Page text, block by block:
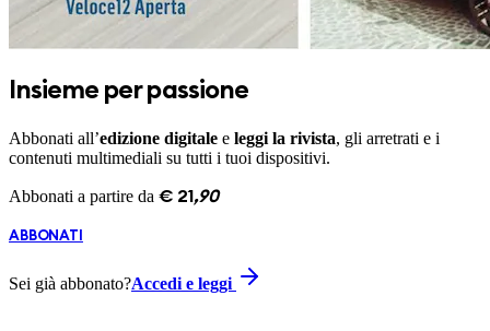
Insieme per passione
Abbonati all’edizione digitale e leggi la rivista, gli arretrati e i
contenuti multimediali su tutti i tuoi dispositivi.
Abbonati a partire da € 21 ,90
ABBONATI
Sei già abbonato?Accedi e leggi